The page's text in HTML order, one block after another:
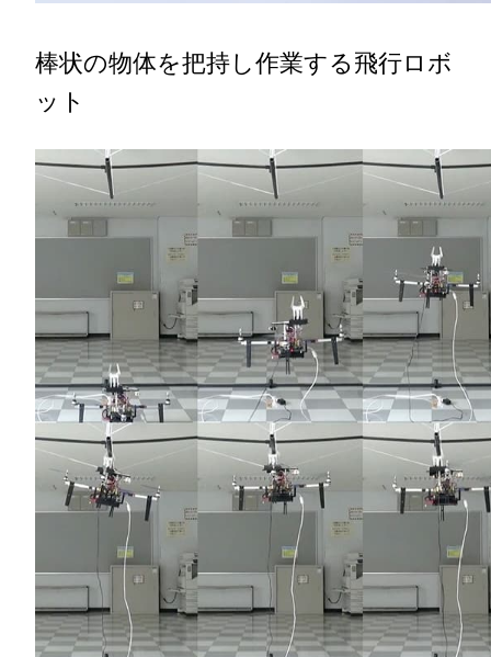
棒状の物体を把持し作業する飛行ロボ
ット